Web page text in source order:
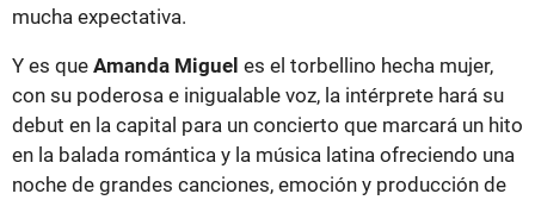
mucha expectativa.
Y es que Amanda Miguel es el torbellino hecha mujer,
con su poderosa e inigualable voz, la intérprete hará su
debut en la capital para un concierto que marcará un hito
en la balada romántica y la música latina ofreciendo una
noche de grandes canciones, emoción y producción de